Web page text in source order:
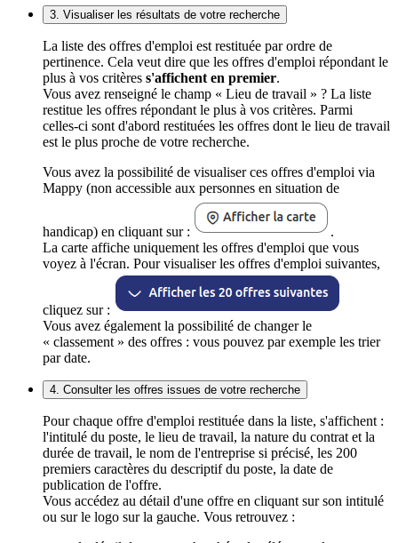
3. Visualiser les résultats de votre recherche
La liste des offres d'emploi est restituée par ordre de
pertinence. Cela veut dire que les offres d'emploi répondant le
plus à vos critères s'affichent en premier.
Vous avez renseigné le champ « Lieu de travail » ? La liste
restitue les offres répondant le plus à vos critères. Parmi
celles-ci sont d'abord restituées les offres dont le lieu de travail
est le plus proche de votre recherche.
Vous avez la possibilité de visualiser ces offres d'emploi via
Mappy (non accessible aux personnes en situation de
handicap) en cliquant sur :
.
La carte affiche uniquement les offres d'emploi que vous
voyez à l'écran. Pour visualiser les offres d'emploi suivantes,
cliquez sur :
Vous avez également la possibilité de changer le
« classement » des offres : vous pouvez par exemple les trier
par date.
4. Consulter les offres issues de votre recherche
Pour chaque offre d'emploi restituée dans la liste, s'affichent :
l'intitulé du poste, le lieu de travail, la nature du contrat et la
durée de travail, le nom de l'entreprise si précisé, les 200
premiers caractères du descriptif du poste, la date de
publication de l'offre.
Vous accédez au détail d'une offre en cliquant sur son intitulé
ou sur le logo sur la gauche. Vous retrouvez :